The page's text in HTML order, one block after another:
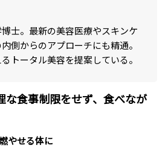
士。最新の美容医療やスキンケ
側からのアプローチにも精通。
トータル美容を提案している。
な食事制限をせず、食べなが
やせる体に